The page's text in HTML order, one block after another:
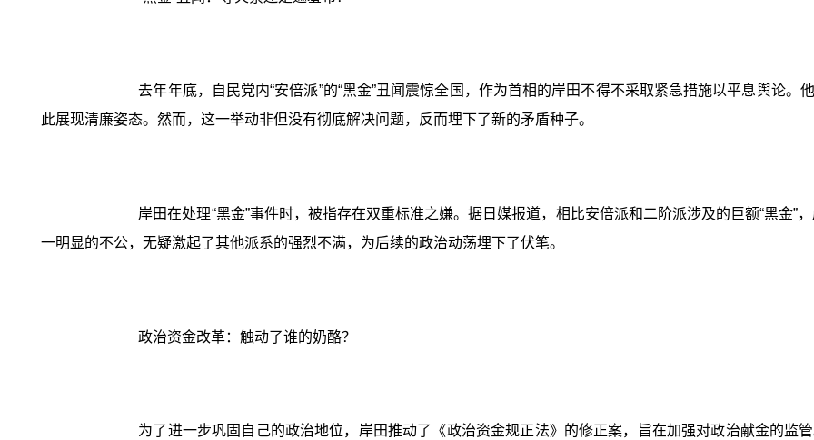
去年年底，自民党内“安倍派”的“黑金”丑闻震惊全国，作为首相的岸田不得不采取紧急措施以平息舆论
此展现清廉姿态。然而，这一举动非但没有彻底解决问题，反而埋下了新的矛盾种子。
岸田在处理“黑金”事件时，被指存在双重标准之嫌。据日媒报道，相比安倍派和二阶派涉及的巨额“黑金
一明显的不公，无疑激起了其他派系的强烈不满，为后续的政治动荡埋下了伏笔。
政治资金改革：触动了谁的奶酪？
为了进一步巩固自己的政治地位，岸田推动了《政治资金规正法》的修正案，旨在加强对政治献金的监